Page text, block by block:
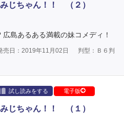
じちゃん！！ （２）
島あるある満載の妹コメディ！
売日：2019年11月02日 判型：Ｂ６判
試し読みをする 電子版
じちゃん！！ （１）